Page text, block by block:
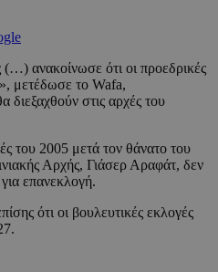
ανακοίνωσε ότι οι προεδρικές
μετέδωσε το Wafa,
διεξαχθούν στις αρχές του
του 2005 μετά τον θάνατο του
Αρχής, Γιάσερ Αραφάτ, δεν
επανεκλογή.
ότι οι βουλευτικές εκλογές